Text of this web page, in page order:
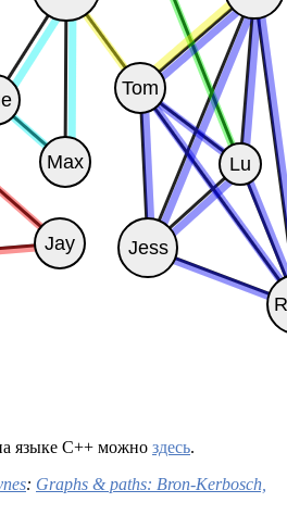
языке С++ можно здесь.
: Graphs & paths: Bron-Kerbosch,